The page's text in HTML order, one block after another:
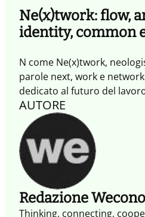
Ne(x)twork: flow,
identity, common
N come Ne(x)twork,
parole next, work e
dedicato al futuro del
questo sia connesso e
continuo. Una condivisione
creazione del Flow (Flusso)
collaborativa ha il bisogno
coordinare, stimolare ed
modificare in itinere.
AUTORE
Redazione
Thinking, connecting,